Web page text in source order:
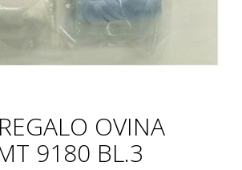
OVINA
9180 BL.3